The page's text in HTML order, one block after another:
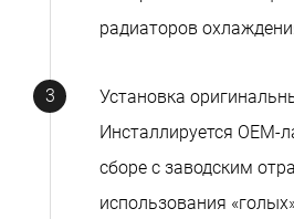
радиаторов
Установка
Инсталлируется
сборе с заводским
использования